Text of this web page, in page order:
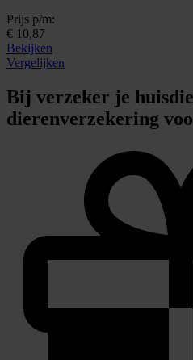
Prijs p/m:
€ 10,87
Bekijken
Vergelijken
Bij verzeker je
dierenverzekering